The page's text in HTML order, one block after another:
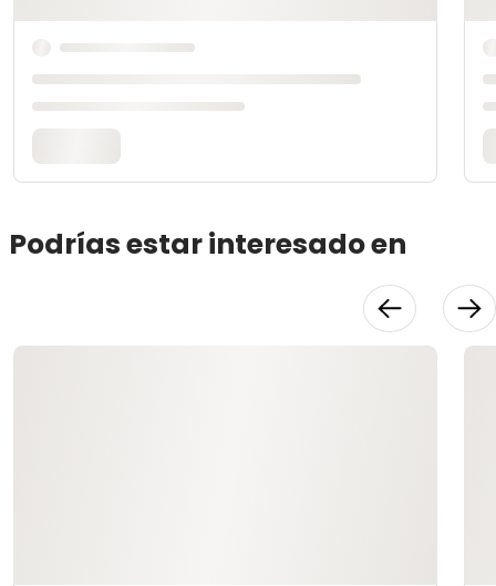
Podrías estar interesado en